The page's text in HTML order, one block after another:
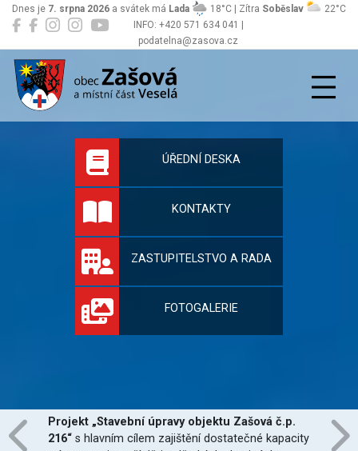
INFO: +420 571 634 041 |
podatelna@zasova.cz
Dnes je 7. srpna 2026 a svátek má Lada 18°C | Zítra Soběslav 22°C
Zašová
Oficiální stránky
ÚŘEDNÍ DESKA
KONTAKTY
ZASTUPITELSTVO A RADA
FOTOGALERIE
Projekt „Stavební úpravy objektu Zašová č.p.
216“ s hlavním cílem zajištění dostatečné kapacity